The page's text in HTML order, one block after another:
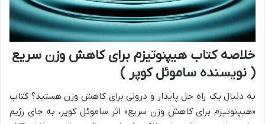
خلاصه کتاب هیپنوتیزم برای کاهش وزن سریع
( نویسنده ساموئل کوپر )
به دنبال یک راه حل پایدار و درونی برای کاهش وزن هستید؟ کتاب
«هیپنوتیزم برای کاهش وزن سریع» اثر ساموئل کوپر، به جای رژیم